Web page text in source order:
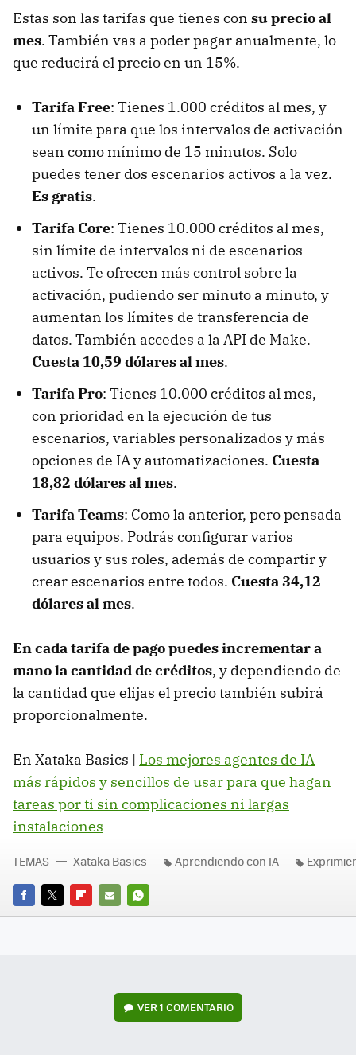
Estas son las tarifas que tienes con su precio al
mes. También vas a poder pagar anualmente, lo
que reducirá el precio en un 15%.
Tarifa Free: Tienes 1.000 créditos al mes, y
un límite para que los intervalos de activación
sean como mínimo de 15 minutos. Solo
puedes tener dos escenarios activos a la vez.
Es gratis.
Tarifa Core: Tienes 10.000 créditos al mes,
sin límite de intervalos ni de escenarios
activos. Te ofrecen más control sobre la
activación, pudiendo ser minuto a minuto, y
aumentan los límites de transferencia de
datos. También accedes a la API de Make.
Cuesta 10,59 dólares al mes.
Tarifa Pro: Tienes 10.000 créditos al mes,
con prioridad en la ejecución de tus
escenarios, variables personalizados y más
opciones de IA y automatizaciones. Cuesta
18,82 dólares al mes.
Tarifa Teams: Como la anterior, pero pensada
para equipos. Podrás configurar varios
usuarios y sus roles, además de compartir y
crear escenarios entre todos. Cuesta 34,12
dólares al mes.
En cada tarifa de pago puedes incrementar a
mano la cantidad de créditos, y dependiendo de
la cantidad que elijas el precio también subirá
proporcionalmente.
En Xataka Basics | Los mejores agentes de IA
más rápidos y sencillos de usar para que hagan
tareas por ti sin complicaciones ni largas
instalaciones
FACEBOOK
TWITTERFLIPBOARD
E-
WHATSAPP
TEMAS Xataka Basics Aprendiendo con IA
VER1 COMENTARIO